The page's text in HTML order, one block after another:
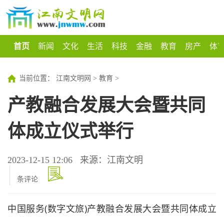
首页 新闻 文化 生活 科技 金融 教育 房产 体
当前位置： 江南文明网 > 教育 >
产教融合发展大会暨共同
体成立仪式举行
2023-12-15 12:06 来源：江南文明
条评论
中国服务(数字文旅)产教融合发展大会暨共同体成立